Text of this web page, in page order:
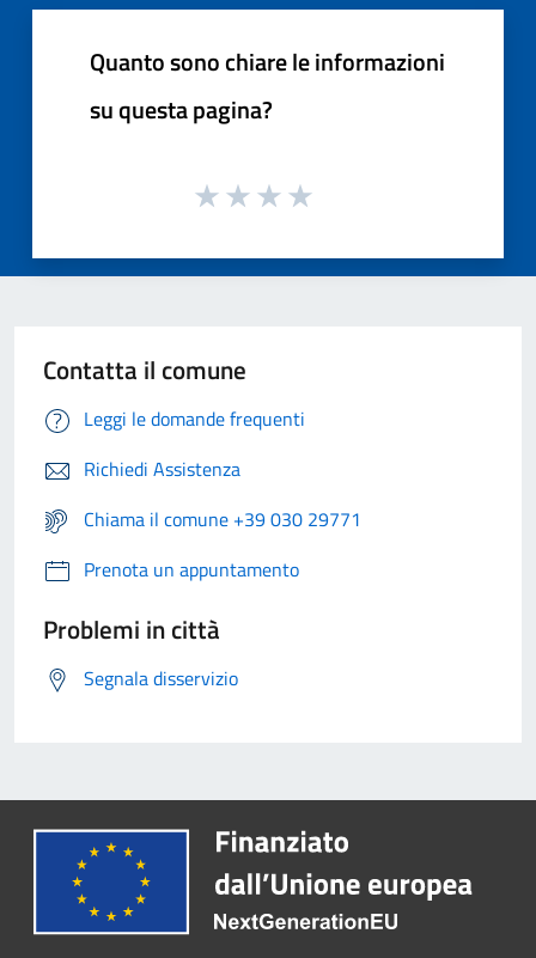
Quanto sono chiare le informazioni
su questa pagina?
Contatta il comune
Leggi le domande frequenti
Richiedi Assistenza
Chiama il comune +39 030 29771
Prenota un appuntamento
Problemi in città
Segnala disservizio